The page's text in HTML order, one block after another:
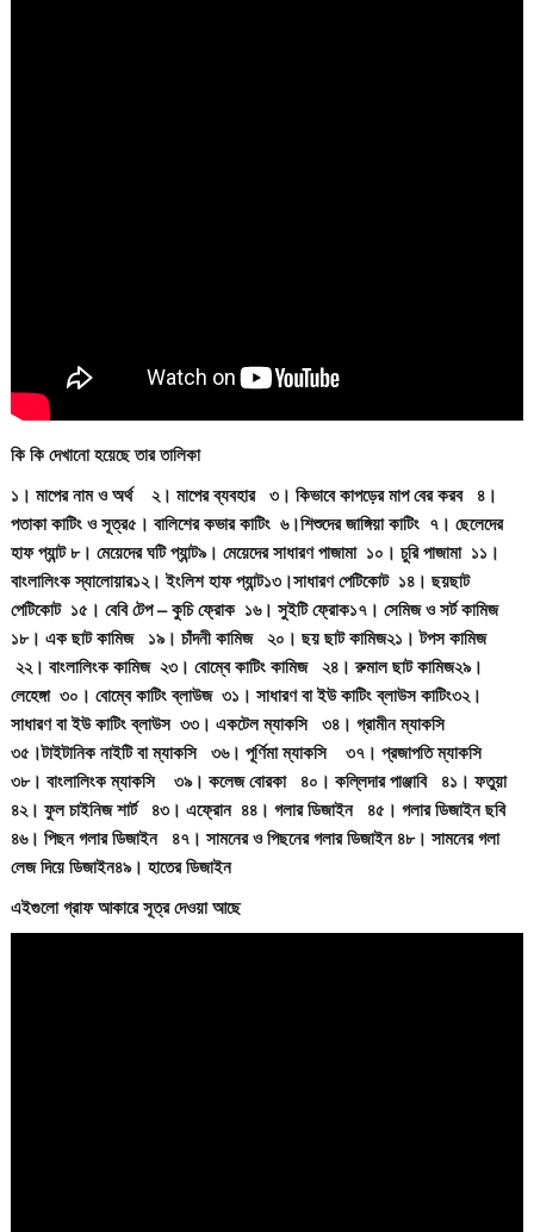
কি কি দেখানো হয়েছে তার তালিকা
১। মাপের নাম ও অর্থ ২। মাপের ব্যবহার ৩। কিভাবে কাপড়ের মাপ বের করব ৪।
পতাকা কাটিং ও সূত্র৫। বালিশের কভার কাটিং ৬।শিশুদের জাঙ্গিয়া কাটিং ৭। ছেলেদের
হাফ প্যান্ট৮। মেয়েদের ঘটি প্যান্ট৯। মেয়েদের সাধারণ পাজামা ১০। চুরি পাজামা ১১।
বাংলালিংক স্যালোয়ার১২। ইংলিশ হাফ প্যান্ট১৩।সাধারণ পেটিকোট ১৪। ছয়ছাট
পেটিকোট ১৫। বেবি টেপ – কুচি ফ্রোক ১৬। সুইটি ফ্রোক১৭। সেমিজ ও সর্ট কামিজ
১৮। এক ছাট কামিজ ১৯। চাঁদনী কামিজ ২০। ছয় ছাট কামিজ২১। টপস কামিজ
২২। বাংলালিংক কামিজ ২৩। বোম্বে কাটিং কামিজ ২৪। রুমাল ছাট কামিজ২৯।
লেহেঙ্গা ৩০। বোম্বে কাটিং ব্লাউজ ৩১। সাধারণ বা ইউ কাটিং ব্লাউস কাটিং৩২।
সাধারণ বা ইউ কাটিং ব্লাউস ৩৩। একটেল ম্যাকসি ৩৪। গ্রামীন ম্যাকসি
৩৫।টাইটানিক নাইটি বা ম্যাকসি ৩৬। পূর্ণিমা ম্যাকসি ৩৭। প্রজাপতি ম্যাকসি
৩৮। বাংলালিংক ম্যাকসি ৩৯। কলেজ বোরকা ৪০। কল্লিদার পাঞ্জাবি ৪১। ফতুয়া
৪২। ফুল চাইনিজ শার্ট ৪৩। এফ্রোন ৪৪। গলার ডিজাইন ৪৫। গলার ডিজাইন ছবি
৪৬। পিছন গলার ডিজাইন ৪৭। সামনের ও পিছনের গলার ডিজাইন ৪৮। সামনের গলা
লেজ দিয়ে ডিজাইন৪৯। হাতের ডিজাইন
এইগুলো গ্রাফ আকারে সূত্র দেওয়া আছে